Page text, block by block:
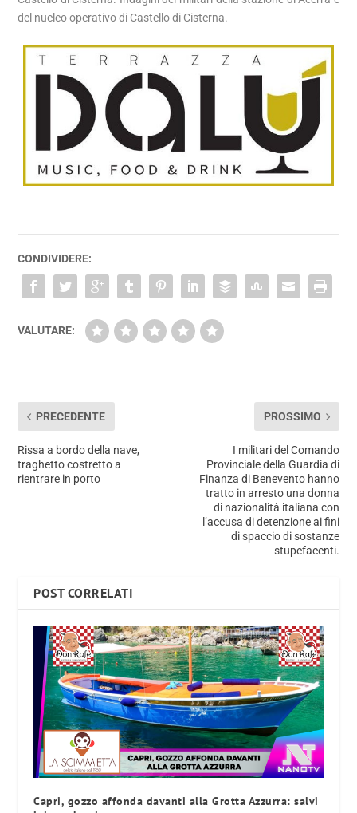
del nucleo operativo di Castello di Cisterna.
CONDIVIDERE:
VALUTARE:
PRECEDENTE
Rissa a bordo della nave,
traghetto costretto a
rientrare in porto
PROSSIMO
I militari del Comando
Provinciale della Guardia di
Finanza di Benevento hanno
tratto in arresto una donna
di nazionalità italiana con
l’accusa di detenzione ai fini
di spaccio di sostanze
stupefacenti.
POST CORRELATI
Capri, gozzo affonda davanti alla Grotta Azzurra: salvi